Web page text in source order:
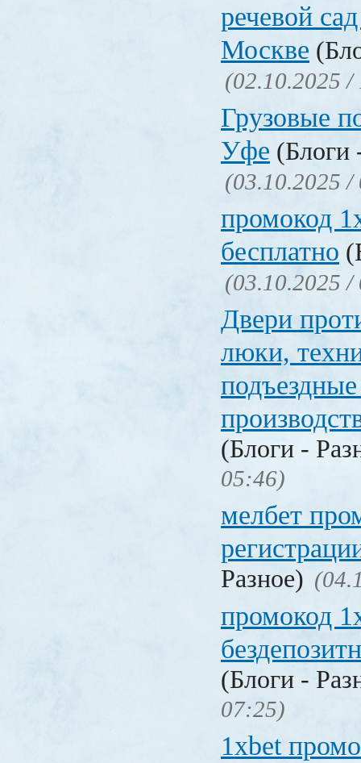
речевой
Москве
(02.10.2025 /
Грузовые
Уфе (Блоги
(03.10.2025 /
промокод
бесплатно
(03.10.2025 /
Двери
люки,
(Блоги -
05:46)
мелбет
Разное)
промокод
(Блоги -
07:25)
1xbet